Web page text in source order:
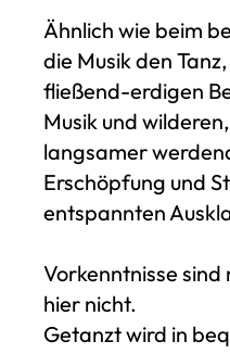
Ähnlich wie beim
die Musik den
fließend-erdigen
Musik und
langsamer
Erschöpfung und
entspannten
Vorkenntnisse
hier nicht.
Getanzt wird in